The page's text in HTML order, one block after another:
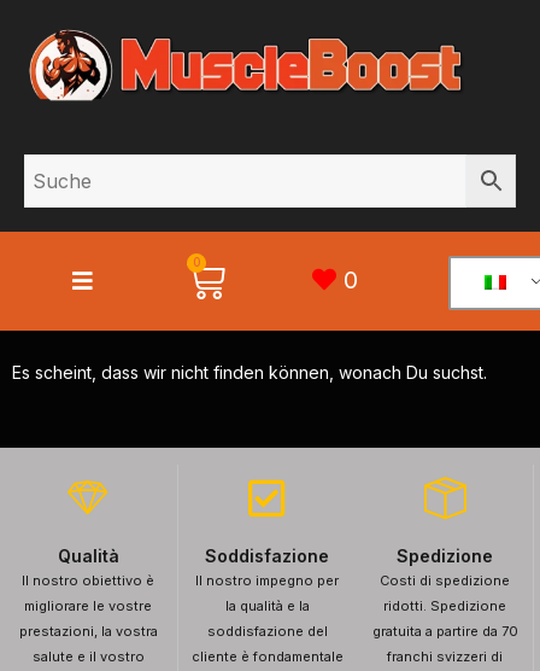
0
0
Es scheint, dass wir nicht finden können, wonach Du suchst.
Qualità
Il nostro obiettivo è
migliorare le vostre
prestazioni, la vostra
salute e il vostro
Soddisfazione
Il nostro impegno per
la qualità e la
soddisfazione del
cliente è fondamentale
Spedizione
Costi di spedizione
ridotti. Spedizione
gratuita a partire da 70
franchi svizzeri di